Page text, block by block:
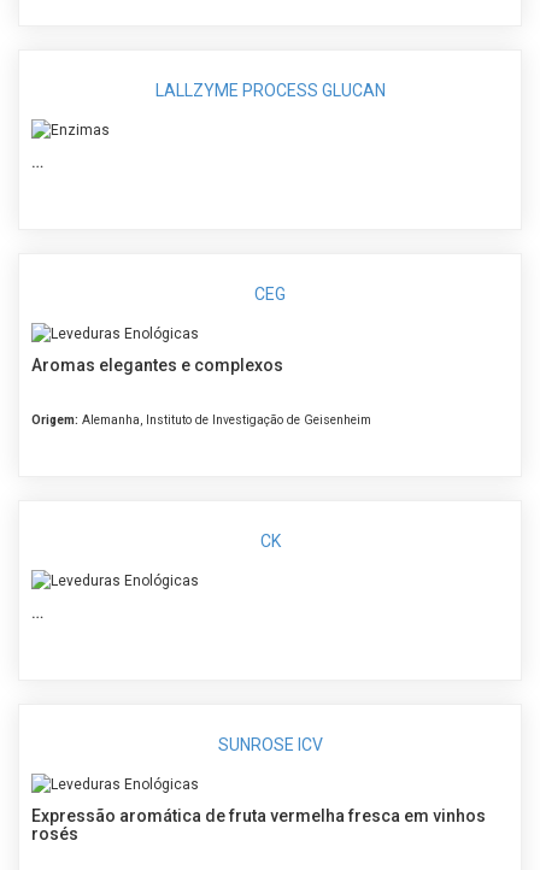
LALLZYME PROCESS GLUCAN
…
CEG
Aromas elegantes e complexos
Origem: Alemanha, Instituto de Investigação de Geisenheim
CK
…
SUNROSE ICV
Expressão aromática de fruta vermelha fresca em vinhos
rosés